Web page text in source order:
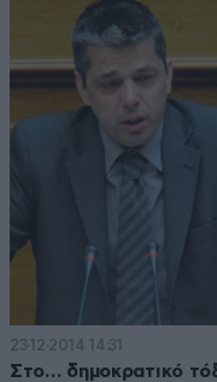
23·12·2014 14:31
Στο… δημοκρατικό